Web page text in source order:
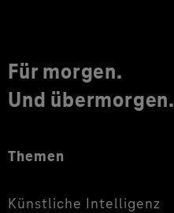
Für morgen.
Und übermorgen.
Themen
Künstliche Intelligenz